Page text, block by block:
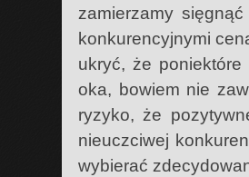
zamierzamy
konkurencyjnymi
ukryć, że
oka, bowiem nie
ryzyko, że
nieuczciwej
wybierać